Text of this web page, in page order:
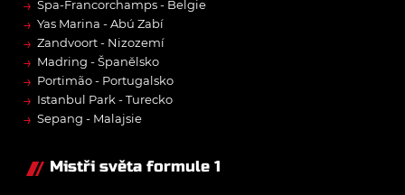
→ Spa-Francorchamps - Belgie
→ Yas Marina - Abú Zabí
→ Zandvoort - Nizozemí
→ Madring - Španělsko
→ Portimão - Portugalsko
→ Istanbul Park - Turecko
→ Sepang - Malajsie
Mistři světa formule 1